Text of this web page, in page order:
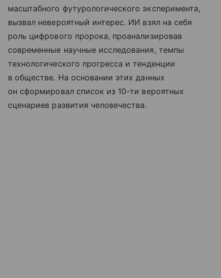
масштабного футурологического эксперимента,
вызвал невероятный интерес. ИИ взял на себя
роль цифрового пророка, проанализировав
современные научные исследования, темпы
технологического прогресса и тенденции
в обществе. На основании этих данных
он сформировал список из 10-ти вероятных
сценариев развития человечества.